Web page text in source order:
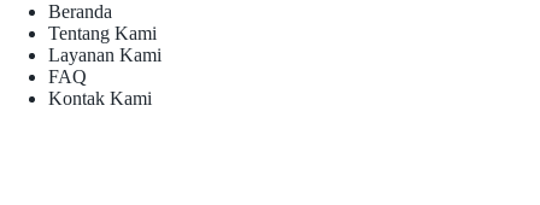
Beranda
Tentang Kami
Layanan Kami
FAQ
Kontak Kami